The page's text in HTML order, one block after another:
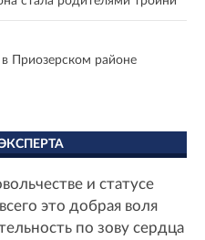
Приозерском районе
и статусе
это добрая воля
по зову сердца